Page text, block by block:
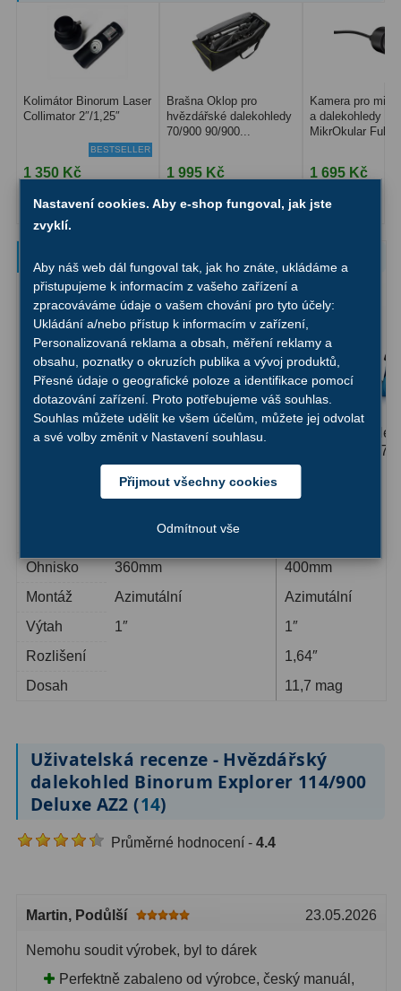
Kolimátor Binorum Laser
Collimator 2″/1,25″
BESTSELLER
1 350 Kč
Do košíku Skladem
Brašna Oklop pro
hvězdářské dalekohledy
70/900 90/900...
1 995 Kč
Do košíku Skladem
Kamera pro
a dalekohledy
MikrOkular Full...
1 695 Kč
Do košíku
Lepší produkty na dosah
Ohnisko
Montáž
Výtah
Rozlišení
Dosah
Sada National
dalekohled 50/360 AZ
a...
360mm
Azimutální
1″
Hvězdářský
Bresser Junior
AZ Blue s...
400mm
Azimutální
1″
1,64″
11,7 mag
Uživatelská recenze - Hvězdářský
dalekohled Binorum Explorer 114/900
Deluxe AZ2 (14)
Průměrné hodnocení - 4.4
Martin, Podůlší 23.05.2026
Nemohu soudit výrobek, byl to dárek
Perfektně zabaleno od výrobce, český manuál,
Nastavení cookies. Aby e-shop fungoval, jak jste
zvyklí.
Aby náš web dál fungoval tak, jak ho znáte, ukládáme a
přistupujeme k informacím z vašeho zařízení a
zpracováváme údaje o vašem chování pro tyto účely:
Ukládání a/nebo přístup k informacím v zařízení,
Personalizovaná reklama a obsah, měření reklamy a
obsahu, poznatky o okruzích publika a vývoj produktů,
Přesné údaje o geografické poloze a identifikace pomocí
dotazování zařízení. Proto potřebujeme váš souhlas.
Souhlas můžete udělit ke všem účelům, můžete jej odvolat
a své volby změnit v Nastavení souhlasu.
Přijmout všechny cookies
Odmítnout vše